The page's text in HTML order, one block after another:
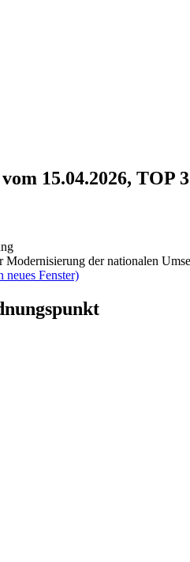
15.04.2026, TOP
Modernisierung der nationalen
Fenster)